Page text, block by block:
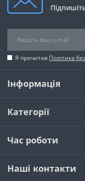
Я прочитав Політика
Інформація
Категорії
Час роботи
Наші контакти